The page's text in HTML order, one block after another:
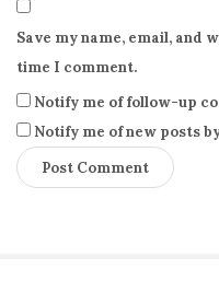
Save my name, email, and
time I comment.
Notify me of follow-up
Notify me of new posts